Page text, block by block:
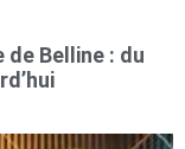
de Belline : du